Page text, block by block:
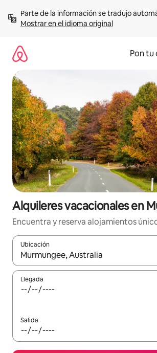
contenidoMostrar en el idioma original
Pon tu
Alquileres vacacionales en
Encuentra y reserva alojamientos
Ubicación
Cuando los resultados estén
Llegada
Salida